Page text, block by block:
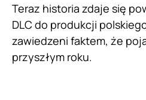
Teraz historia zdaje się
DLC do produkcji
zawiedzeni faktem, że
przyszłym roku.